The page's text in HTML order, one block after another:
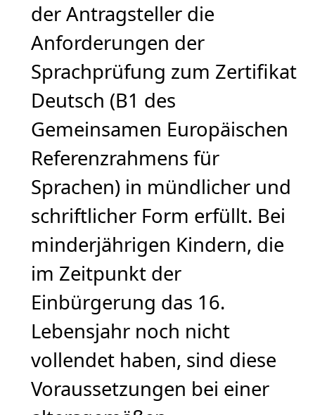
der Antragsteller die
Anforderungen der
Sprachprüfung zum Zertifikat
Deutsch (B1 des
Gemeinsamen Europäischen
Referenzrahmens für
Sprachen) in mündlicher und
schriftlicher Form erfüllt. Bei
minderjährigen Kindern, die
im Zeitpunkt der
Einbürgerung das 16.
Lebensjahr noch nicht
vollendet haben, sind diese
Voraussetzungen bei einer